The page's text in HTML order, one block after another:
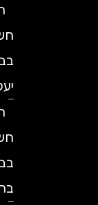
רואה
חשבון
בבאר
יעקב
רואה
חשבון